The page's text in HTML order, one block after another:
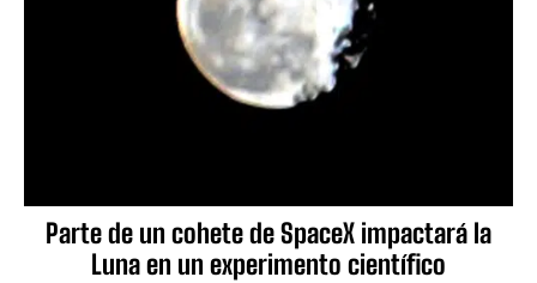
Parte de un cohete de SpaceX impactará la
Luna en un experimento científico